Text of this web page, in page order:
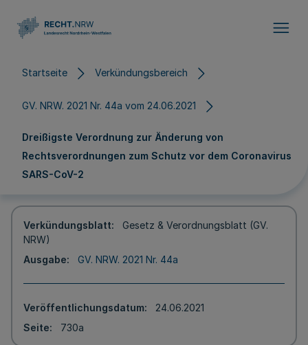
Startseite Verkündungsbereich
GV. NRW. 2021 Nr. 44a vom 24.06.2021
Dreißigste Verordnung zur Änderung von
Rechtsverordnungen zum Schutz vor dem Coronavirus
SARS-CoV-2
Verkündungsblatt
Gesetz & Verordnungsblatt (GV.
NRW)
Ausgabe
GV. NRW. 2021 Nr. 44a
Veröffentlichungsdatum
24.06.2021
Seite
730a